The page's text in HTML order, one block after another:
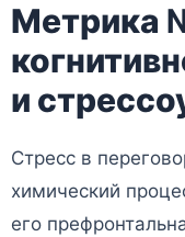
Метрика
и
Стресс в
химический
его